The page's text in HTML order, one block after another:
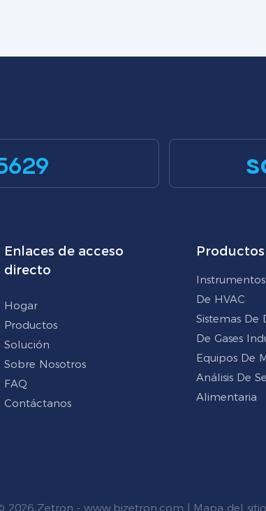
Enlaces de acceso
directo
Hogar
Productos
Solución
Sobre Nosotros
FAQ
Contáctanos
Productos
De HVAC
Sistemas De
De Gases
Equipos De
Análisis De
Alimentaria
2026 Zetron - www.bjzetron.com | Mapa del sitio